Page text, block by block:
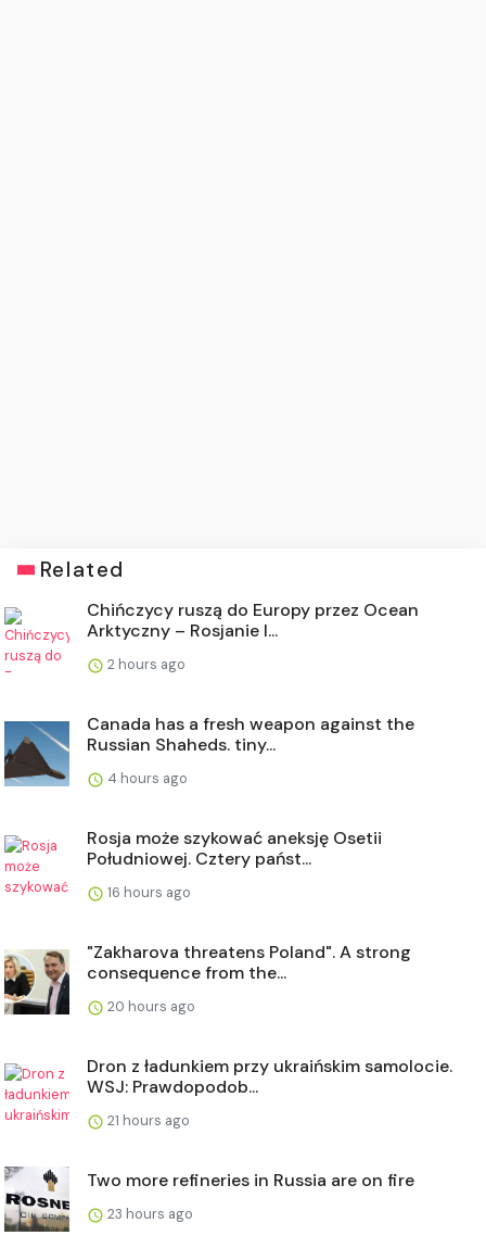
Related
Chińczycy ruszą do Europy przez Ocean
Arktyczny – Rosjanie l...
2 hours ago
Canada has a fresh weapon against the
Russian Shaheds. tiny...
4 hours ago
Rosja może szykować aneksję Osetii
Południowej. Cztery państ...
16 hours ago
"Zakharova threatens Poland". A strong
consequence from the...
20 hours ago
Dron z ładunkiem przy ukraińskim samolocie.
WSJ: Prawdopodob...
21 hours ago
Two more refineries in Russia are on fire
23 hours ago